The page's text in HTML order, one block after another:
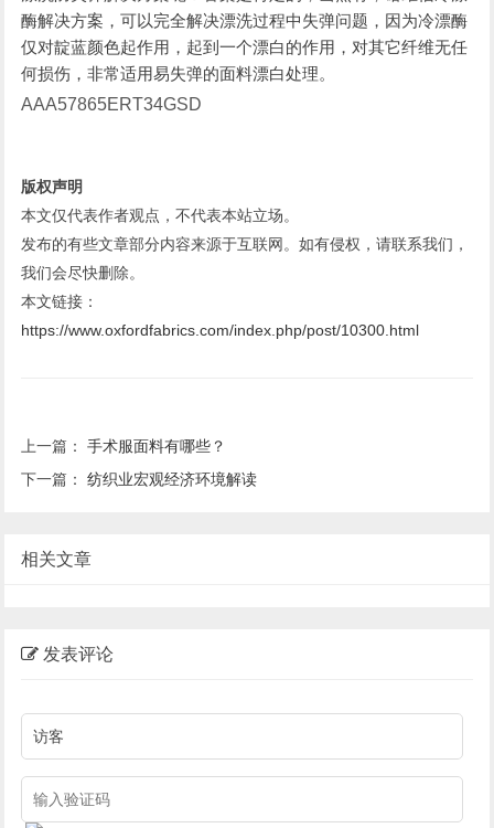
酶解决方案，可以完全解决漂洗过程中失弹问题，因为冷漂酶
仅对靛蓝颜色起作用，起到一个漂白的作用，对其它纤维无任
何损伤，非常适用易失弹的面料漂白处理。
AAA57865ERT34GSD
版权声明
本文仅代表作者观点，不代表本站立场。
发布的有些文章部分内容来源于互联网。如有侵权，请联系我们，
我们会尽快删除。
本文链接：
https://www.oxfordfabrics.com/index.php/post/10300.html
上一篇：手术服面料有哪些？
下一篇：纺织业宏观经济环境解读
相关文章
发表评论